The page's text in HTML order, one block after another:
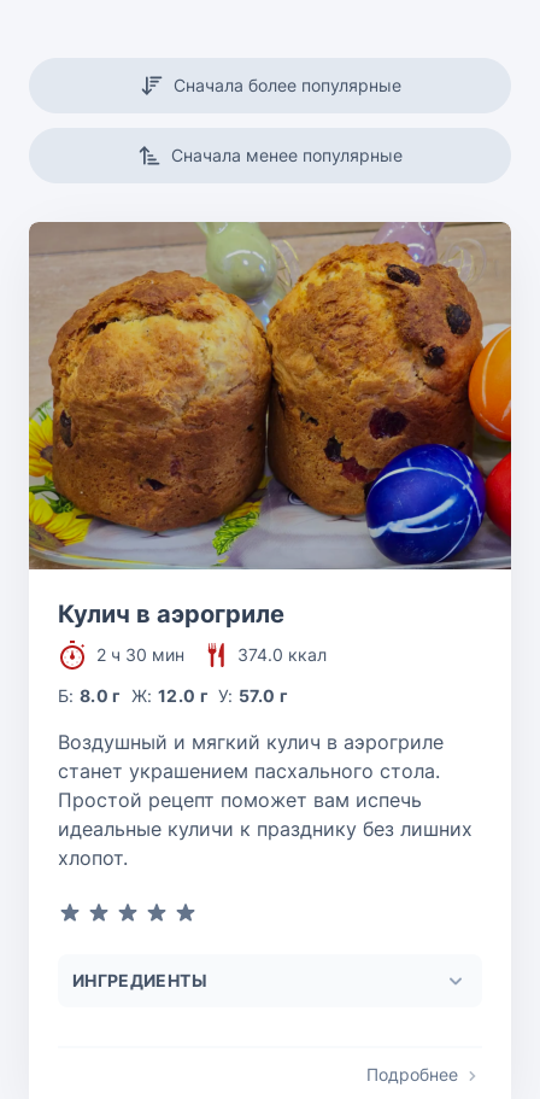
Сначала более популярные
Сначала менее популярные
Кулич в аэрогриле
2 ч 30 мин
374.0 ккал
Б:8.0 г Ж: 12.0 г У: 57.0 г
Воздушный и мягкий кулич в аэрогриле
станет украшением пасхального стола.
Простой рецепт поможет вам испечь
идеальные куличи к празднику без лишних
хлопот.
ИНГРЕДИЕНТЫ
Подробнее